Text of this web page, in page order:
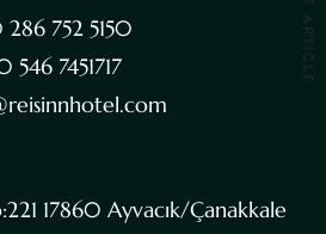
752 5150
546 7451717
17860 Ayvacık/Çanakkale